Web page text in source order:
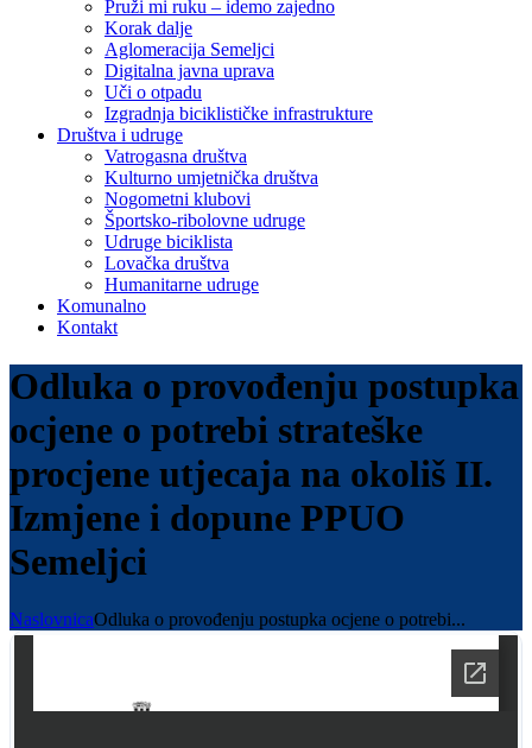
Pruži mi ruku – idemo zajedno
Korak dalje
Aglomeracija Semeljci
Digitalna javna uprava
Uči o otpadu
Izgradnja biciklističke infrastrukture
Društva i udruge
Vatrogasna društva
Kulturno umjetnička društva
Nogometni klubovi
Športsko-ribolovne udruge
Udruge biciklista
Lovačka društva
Humanitarne udruge
Komunalno
Kontakt
Odluka o provođenju postupka
ocjene o potrebi strateške
procjene utjecaja na okoliš II.
Izmjene i dopune PPUO
Semeljci
NaslovnicaOdluka o provođenju postupka ocjene o potrebi...